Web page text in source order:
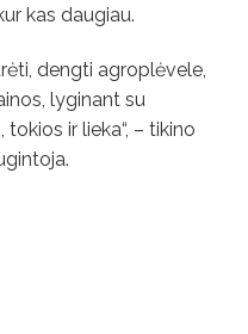
kas daugiau.
dengti agroplėvele,
lyginant su
ir lieka“, – tikino